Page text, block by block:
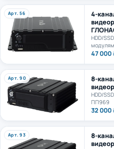
Арт. 56
4-канальный
HDD/
ПП969.
47 000
Арт. 90
8-
HDD/
ПП969
32 000 ₽
Арт. 93
8-